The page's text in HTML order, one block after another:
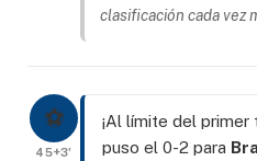
clasificación cada vez
⚽
45+3'
¡Al límite del primer
puso el 0-2 para